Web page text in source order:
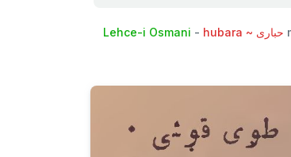
Lehce-i Osmani - hubara ~ ‌حباری